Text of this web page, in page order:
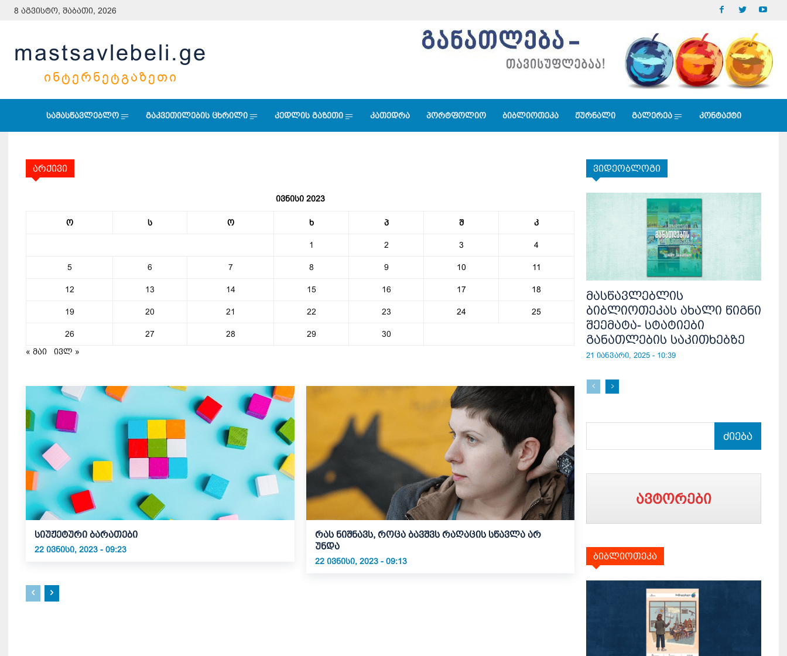
8 აგვისტო, შაბათი, 2026
mastsavlebeli.ge
ᲘᲜᲢᲔᲠᲜᲔᲢᲒᲐᲖᲔᲗᲘ
სამასწავლებლო გაკვეთილების ცხრილი კედლის გაზეთი კათედრა პორტფოლიო ბიბლიოთეკა ჟურნალი გალერეა კონტაქტი
არქივი
ივნისი 2023
ო ს ო ხ პ შ კ
1 2 3 4
5 6 7 8 9 10 11
12 13 14 15 16 17 18
19 20 21 22 23 24 25
26 27 28 29
30
« მაი
ივლ »
სიუჟეტური ბარათები
22 ᲘᲕᲜᲘᲡᲘ, 2023 - 09:23
რას ნიშნავს, როცა ბავშვს რაღაცის სწავლა არ
უნდა
22 ᲘᲕᲜᲘᲡᲘ, 2023 - 09:13
ვიდეობლოგი
მასწავლებლის
ბიბლიოთეკას ახალი წიგნი
შეემატა- სტატიები
განათლების საკითხებზე
21 იანვარი, 2025 - 10:39
ძიება
ავტორები
ბიბლიოთეკა